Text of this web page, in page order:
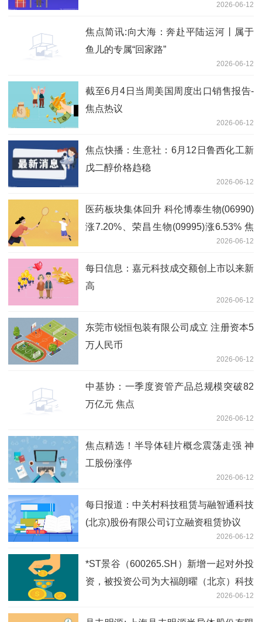
2026-06-12
焦点简讯:向大海：奔赴平陆运河丨属于
鱼儿的专属“回家路”
2026-06-12
截至6月4日当周美国周度出口销售报告-
焦点热议
2026-06-12
焦点快播：生意社：6月12日鲁西化工新
戊二醇价格趋稳
2026-06-12
医药板块集体回升 科伦博泰生物(06990)
涨7.20%、荣昌生物(09995)涨6.53% 焦
2026-06-12
每日信息：嘉元科技成交额创上市以来新
高
2026-06-12
东莞市锐恒包装有限公司成立 注册资本5
万人民币
2026-06-12
中基协：一季度资管产品总规模突破82
万亿元 焦点
2026-06-12
焦点精选！半导体硅片概念震荡走强 神
工股份涨停
2026-06-12
每日报道：中关村科技租赁与融智通科技
(北京)股份有限公司订立融资租赁协议
2026-06-12
*ST景谷（600265.SH）新增一起对外投
资，被投资公司为大福朗曜（北京）科技
2026-06-12